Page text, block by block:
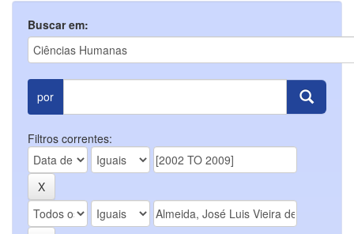
Buscar em:
por
Filtros correntes: